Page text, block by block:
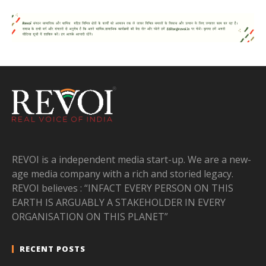
REVOI is a independent media start-up. We are a new-
age media company with a rich and storied legacy.
REVOI believes : “INFACT EVERY PERSON ON THIS
EARTH IS ARGUABLY A STAKEHOLDER IN EVERY
ORGANISATION ON THIS PLANET”
RECENT POSTS